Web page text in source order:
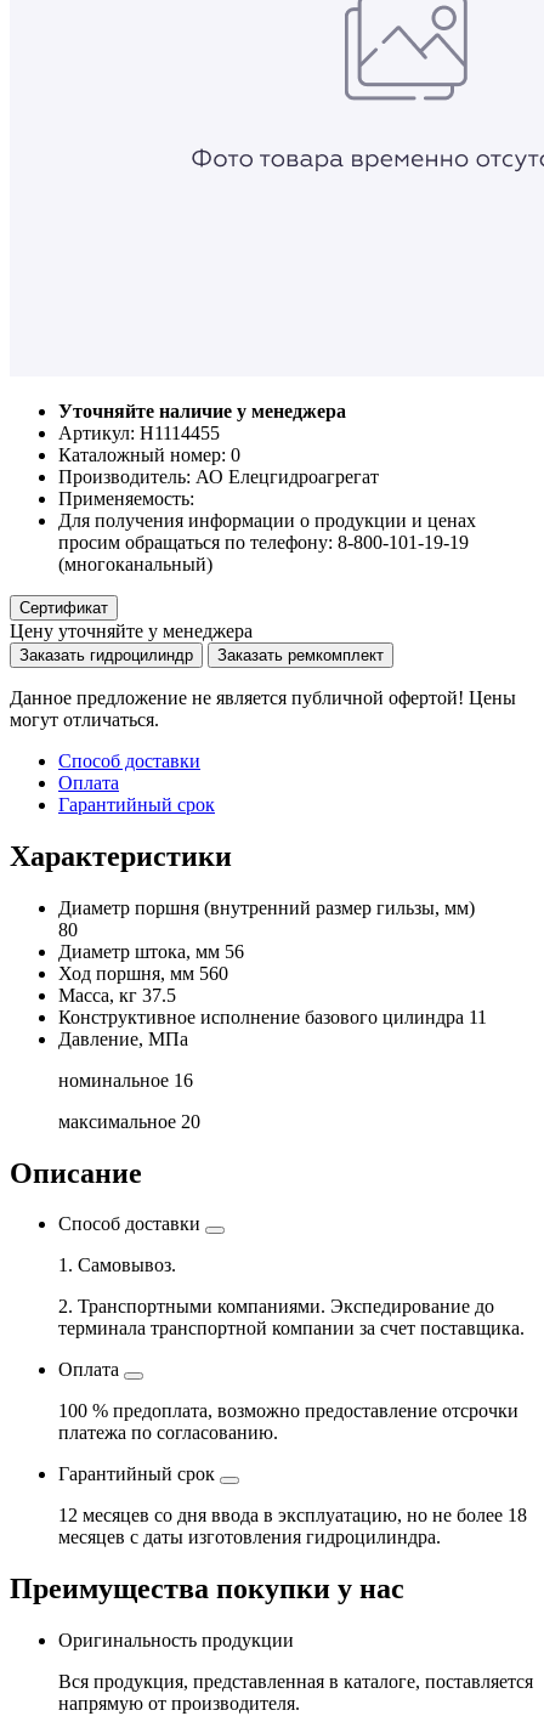
Уточняйте наличие у менеджера
Артикул: Н1114455
Каталожный номер: 0
Производитель: АО Елецгидроагрегат
Применяемость:
Для получения информации о продукции и ценах
просим обращаться по телефону: 8-800-101-19-19
(многоканальный)
Сертификат
Цену уточняйте у менеджера
Заказать гидроцилиндр Заказать ремкомплект
Данное предложение не является публичной офертой! Цены
могут отличаться.
Способ доставки
Оплата
Гарантийный срок
Характеристики
Диаметр поршня (внутренний размер гильзы, мм)
80
Диаметр штока, мм 56
Ход поршня, мм 560
Масса, кг 37.5
Конструктивное исполнение базового цилиндра 11
Давление, МПа
номинальное 16
максимальное 20
Описание
Способ доставки
1. Самовывоз.
2. Транспортными компаниями. Экспедирование до
терминала транспортной компании за счет поставщика.
Оплата
100 % предоплата, возможно предоставление отсрочки
платежа по согласованию.
Гарантийный срок
12 месяцев со дня ввода в эксплуатацию, но не более 18
месяцев с даты изготовления гидроцилиндра.
Преимущества покупки у нас
Оригинальность продукции
Вся продукция, представленная в каталоге, поставляется
напрямую от производителя.